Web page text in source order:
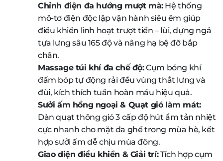
Chỉnh điện đa hướng mượt mà:Hệ thống
mô-tơ điện độc lập vận hành siêu êm giúp
điều khiển linh hoạt trượt tiến – lùi, dựng ngả
tựa lưng sâu 165 độ và nâng hạ bệ đỡ bắp
chân.
Massage túi khí đa chế độ:Cụm bóng khí
đấm bóp tự động rải đều vùng thắt lưng và
đùi, kích thích tuần hoàn máu hiệu quả.
Sưởi ấm hồng ngoại & Quạt gió làm mát:
Dàn quạt thông gió 3 cấp độ hút ẩm tản nhiệt
cực nhanh cho mặt da ghế trong mùa hè, kết
hợp sưởi ấm dễ chịu mùa đông.
Giao diện điều khiển & Giải trí:Tích hợp cụm